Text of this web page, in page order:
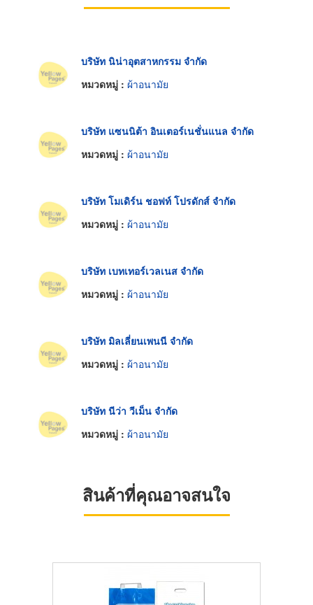
บริษัท นิน่าอุตสาหกรรม จำกัด
หมวดหมู่ : ผ้าอนามัย
บริษัท แซนนิต้า อินเตอร์เนชั่นแนล จำกัด
หมวดหมู่ : ผ้าอนามัย
บริษัท โมเดิร์น ชอฟท์ โปรดักส์ จำกัด
หมวดหมู่ : ผ้าอนามัย
บริษัท เบทเทอร์เวลเนส จำกัด
หมวดหมู่ : ผ้าอนามัย
บริษัท มิลเลี่ยนเพนนี จำกัด
หมวดหมู่ : ผ้าอนามัย
บริษัท นีว่า วีเม็น จำกัด
หมวดหมู่ : ผ้าอนามัย
สินค้าที่คุณอาจสนใจ